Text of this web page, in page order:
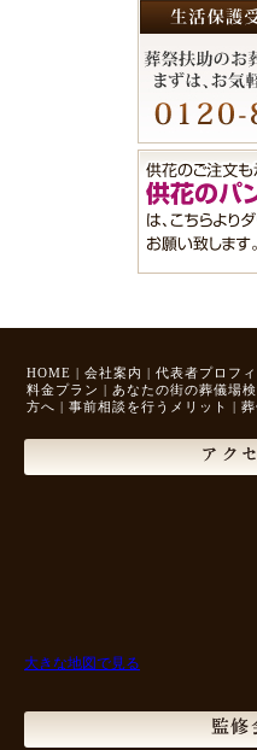
HOME | 会社案内 | 代表者プロフ
料金プラン | あなたの街の葬儀場
方へ | 事前相談を行うメリット |
アク
大きな地図で見る
監修